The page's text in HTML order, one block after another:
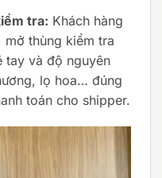
tra: Khách hàng
mở thùng kiểm tra
tay và độ nguyên
lọ hoa… đúng
toán cho shipper.